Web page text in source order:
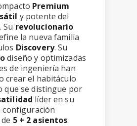
Premium
y potente del
Su revolucionario
la nueva familia
Discovery. Su
diseño y optimizadas
de ingeniería han
crear el habitáculo
que se distingue por
líder en su
configuración
5 + 2 asientos.